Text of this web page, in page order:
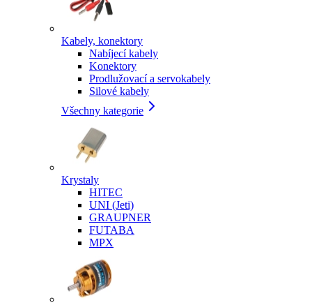
Kabely, konektory
Nabíjecí kabely
Konektory
Prodlužovací a servokabely
Silové kabely
Všechny kategorie
Krystaly
HITEC
UNI (Jeti)
GRAUPNER
FUTABA
MPX